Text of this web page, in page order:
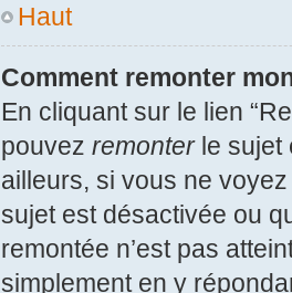
Haut
Comment remonter
En cliquant sur le lien
pouvez remonterle sujet
ailleurs, si vous ne
sujet est désactivée ou
remontée n’est pas
simplement en y